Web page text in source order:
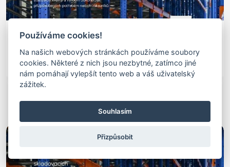
velkoobjemové regály - skladové velkoobjemové regály
Používáme cookies!
Na našich webových stránkách používáme soubory
cookies. Některé z nich jsou nezbytné, zatímco jiné
nám pomáhají vylepšít tento web a váš uživatelský
zážitek.
Souhlasím
Přizpůsobit